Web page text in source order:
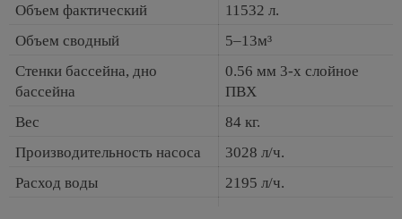
Объем фактический
11532 л.
Объем сводный
5–13м³
Стенки бассейна, дно
бассейна
0.56 мм 3-х слойное
ПВХ
Вес
84 кг.
Производительность насоса
3028 л/ч.
Расход воды
2195 л/ч.